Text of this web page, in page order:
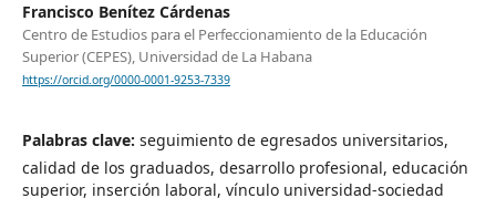
Francisco Benítez Cárdenas
Centro de Estudios para el Perfeccionamiento de la Educación
Superior (CEPES), Universidad de La Habana
https://orcid.org/0000-0001-9253-7339
Palabras clave: seguimiento de egresados universitarios,
calidad de los graduados, desarrollo profesional, educación
superior, inserción laboral, vínculo universidad-sociedad